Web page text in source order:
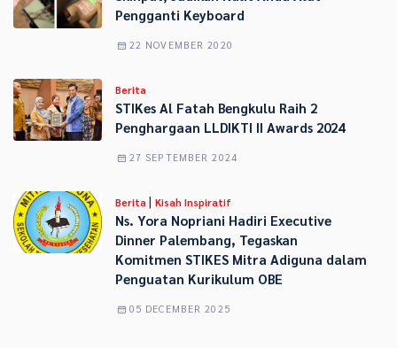
Pengganti Keyboard
22 NOVEMBER 2020
Berita
STIKes Al Fatah Bengkulu Raih 2
Penghargaan LLDIKTI II Awards 2024
27 SEPTEMBER 2024
Berita | Kisah Inspiratif
Ns. Yora Nopriani Hadiri Executive
Dinner Palembang, Tegaskan
Komitmen STIKES Mitra Adiguna dalam
Penguatan Kurikulum OBE
05 DECEMBER 2025